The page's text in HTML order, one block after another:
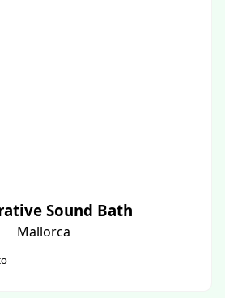
Sound Bath
Mallorca